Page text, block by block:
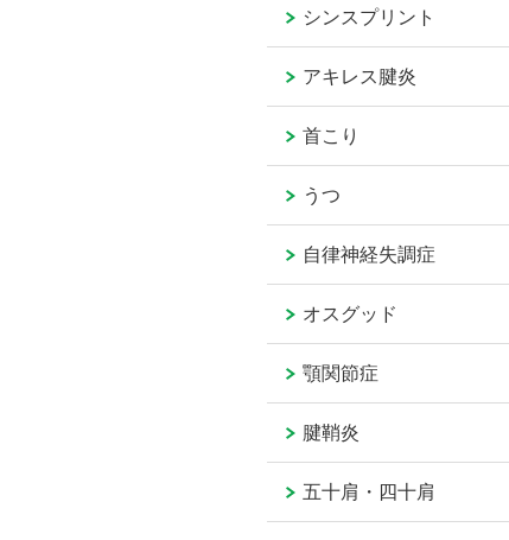
シンスプリント
アキレス腱炎
首こり
うつ
自律神経失調症
オスグッド
顎関節症
腱鞘炎
五十肩・四十肩